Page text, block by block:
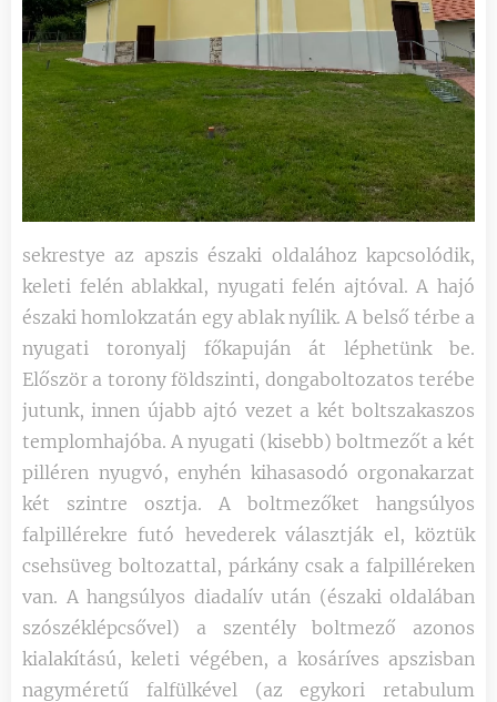
sekrestye az apszis északi oldalához kapcsolódik,
keleti felén ablakkal, nyugati felén ajtóval. A hajó
északi homlokzatán egy ablak nyílik. A belső térbe a
nyugati toronyalj főkapuján át léphetünk be.
Először a torony földszinti, dongaboltozatos terébe
jutunk, innen újabb ajtó vezet a két boltszakaszos
templomhajóba. A nyugati (kisebb) boltmezőt a két
pilléren nyugvó, enyhén kihasasodó orgonakarzat
két szintre osztja. A boltmezőket hangsúlyos
falpillérekre futó hevederek választják el, köztük
csehsüveg boltozattal, párkány csak a falpilléreken
van. A hangsúlyos diadalív után (északi oldalában
szószéklépcsővel) a szentély boltmező azonos
kialakítású, keleti végében, a kosáríves apszisban
nagyméretű falfülkével (az egykori retabulum